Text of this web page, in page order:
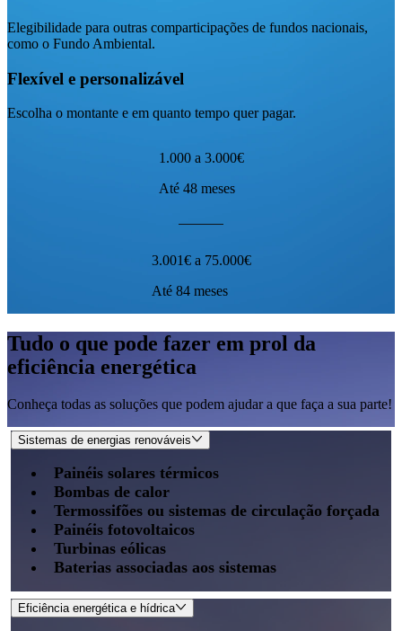
Elegibilidade para outras comparticipações de fundos nacionais,
como o Fundo Ambiental.
Flexível e personalizável
Escolha o montante e em quanto tempo quer pagar.
1.000 a 3.000€
Até 48 meses
3.001€ a 75.000€
Até 84 meses
Tudo o que pode fazer em prol da
eficiência energética
Conheça todas as soluções que podem ajudar a que faça a sua parte!
Sistemas de energias renováveis
Painéis solares térmicos
Bombas de calor
Termossifões ou sistemas de circulação forçada
Painéis fotovoltaicos
Turbinas eólicas
Baterias associadas aos sistemas
Eficiência energética e hídrica